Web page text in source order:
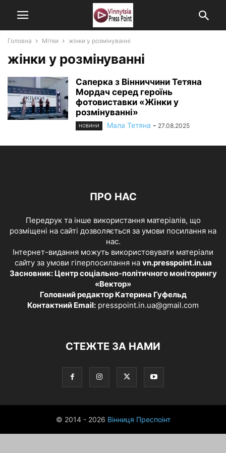
Головна Мітки жінки у розмінуванні
жінки у розмінуванні
Саперка з Вінниччини Тетяна
Мордач серед героїнь
фотовиставки «Жінки у
розмінуванні»
НОВИНИ Мала Тетяна - 27.08.2025
ПРО НАС
Передрук та інше використання матеріалів, що
розміщені на сайті дозволяється за умови посилання на
нас.
Інтернет-видання можуть використовувати матеріали
сайту за умови гіперпосилання на vn.presspoint.in.ua
Засновник: Центр соціально-політичного моніторингу
«Вектор»
Головний редактор Катерина Гуфельд
Контактний Email: presspoint.in.ua@gmail.com
СТЕЖТЕ ЗА НАМИ
© 2014 - 2026 Вінниця Преспоінт